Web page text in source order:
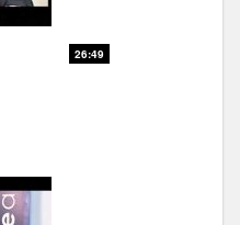
26:49